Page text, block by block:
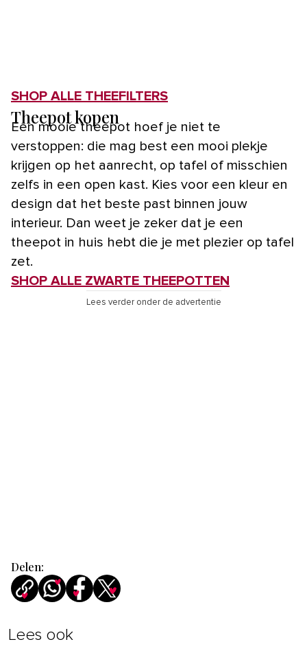
SHOP ALLE THEEFILTERS
Theepot kopen
Een mooie theepot hoef je niet te
verstoppen: die mag best een mooi plekje
krijgen op het aanrecht, op tafel of misschien
zelfs in een open kast. Kies voor een kleur en
design dat het beste past binnen jouw
interieur. Dan weet je zeker dat je een
theepot in huis hebt die je met plezier op tafel
zet.
SHOP ALLE ZWARTE THEEPOTTEN
Lees verder onder de advertentie
Delen:
Lees ook